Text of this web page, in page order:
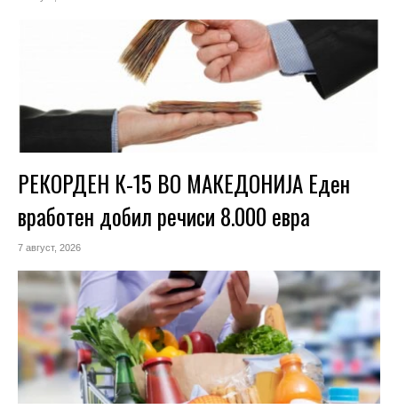
РЕКОРДЕН К-15 ВО МАКЕДОНИЈА Еден
вработен добил речиси 8.000 евра
7 август, 2026